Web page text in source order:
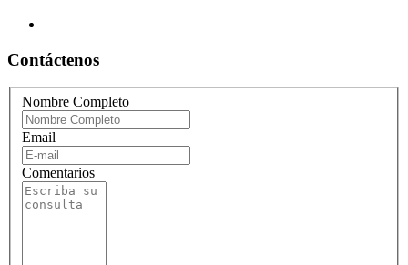
Contáctenos
Nombre Completo
Email
Comentarios